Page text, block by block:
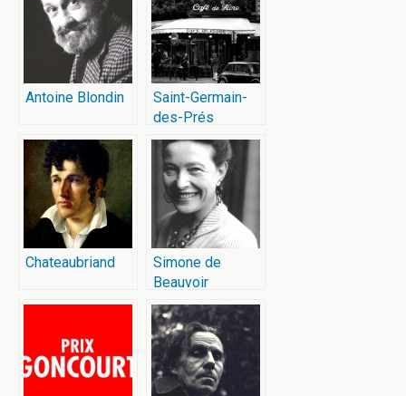
Antoine Blondin
Saint-Germain-
des-Prés
Chateaubriand
Simone de
Beauvoir